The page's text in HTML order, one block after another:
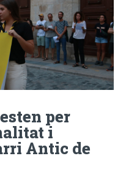
per
i
Antic de